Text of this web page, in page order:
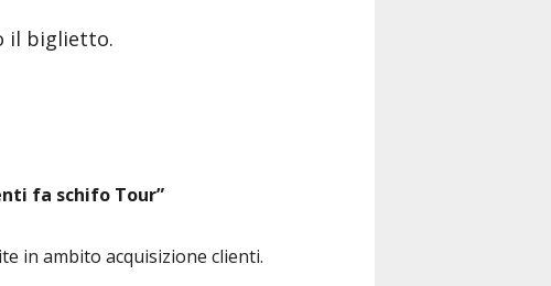
il biglietto.
fa schifo Tour”
in ambito acquisizione clienti.